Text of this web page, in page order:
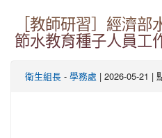
［教師研習］經濟部
節水教育種子人員工
衛生組長 - 學務處 | 2026-05-21 |